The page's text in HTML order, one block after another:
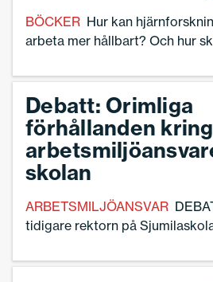
BÖCKER Hur kan
arbeta mer hållbart? Och hur
fungera? Bokaktuella Peter
förändringsarbete och hållbart
Debatt: Orimliga
förhållanden kring
skolan
ARBETSMILJÖANSVAR
tidigare rektorn på
sätter ljuset på det orimliga i